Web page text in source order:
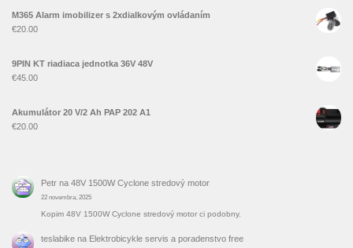
M365 Alarm imobilizer s 2xdialkovým ovládaním
€20.00
9PIN KT riadiaca jednotka 36V 48V
€45.00
Akumulátor 20 V/2 Ah PAP 202 A1
€20.00
Petrna 48V 1500W Cyclone stredový motor
22 novembra, 2025
Kopim 48V 1500W Cyclone stredový motor ci podobny.
teslabikena Elektrobicykle servis a poradenstvo free